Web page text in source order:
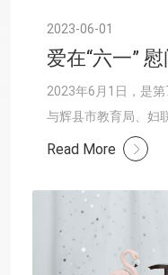
2023-06-01
2023年6月1日，是第
与辉县市教育局、妇
行了“六一”送温暖慰
Read More